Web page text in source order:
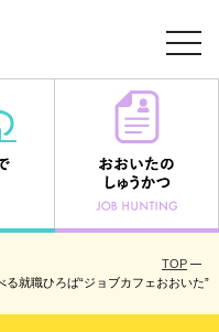
TOP
就職ひろば“ジョブカフェおおいた”